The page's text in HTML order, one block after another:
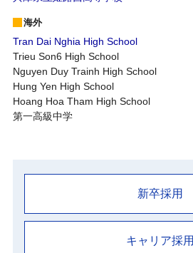
海外
Tran Dai Nghia High School
Trieu Son6 High School
Nguyen Duy Trainh High School
Hung Yen High School
Hoang Hoa Tham High School
第一高級中学
新卒採用
キャリア採用